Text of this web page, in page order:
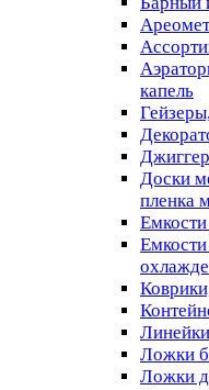
капель
Доски
пленка
Ложки
Ложки